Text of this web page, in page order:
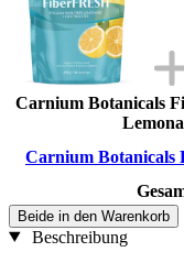
Carnium Botanicals
Carnium Botanicals
Beide in den Warenkorb
Beschreibung